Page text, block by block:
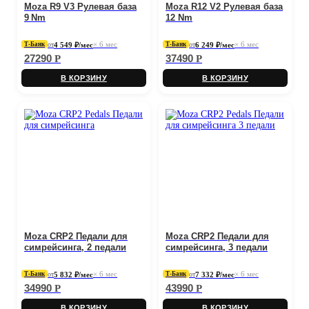
Moza R9 V3 Рулевая база
9 Nm
Т‑Банк от4 549 ₽/мес× 6 мес
27290 Р
В КОРЗИНУ
Moza R12 V2 Рулевая база
12 Nm
Т‑Банк от6 249 ₽/мес× 6 мес
37490 Р
В КОРЗИНУ
Moza CRP2 Педали для
симрейсинга, 2 педали
Т‑Банк от5 832 ₽/мес× 6 мес
34990 Р
В КОРЗИНУ
Moza CRP2 Педали для
симрейсинга, 3 педали
Т‑Банк от7 332 ₽/мес× 6 мес
43990 Р
В КОРЗИНУ